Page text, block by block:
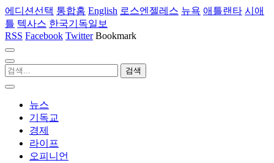
에디션선택 통합홈 English 로스엔젤레스 뉴욕 애틀랜타 시애
틀 텍사스 한국기독일보
RSS Facebook Twitter Bookmark
뉴스
기독교
경제
라이프
오피니언